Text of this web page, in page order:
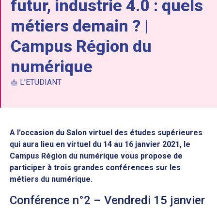
futur, industrie 4.0 : quels
métiers demain ? |
Campus Région du
numérique
L'ETUDIANT
A l’occasion du Salon virtuel des études supérieures
qui aura lieu en virtuel du 14 au 16 janvier 2021, le
Campus Région du numérique vous propose de
participer à trois grandes conférences sur les
métiers du numérique.
Conférence n°2 – Vendredi 15 janvier